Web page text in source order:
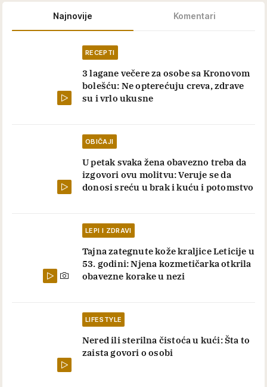
Najnovije Komentari
RECEPTI
3 lagane večere za osobe sa Kronovom
bolešću: Ne opterećuju creva, zdrave
su i vrlo ukusne
OBIČAJI
U petak svaka žena obavezno treba da
izgovori ovu molitvu: Veruje se da
donosi sreću u brak i kuću i potomstvo
LEPI I ZDRAVI
Tajna zategnute kože kraljice Leticije u
53. godini: Njena kozmetičarka otkrila
obavezne korake u nezi
LIFESTYLE
Nered ili sterilna čistoća u kući: Šta to
zaista govori o osobi